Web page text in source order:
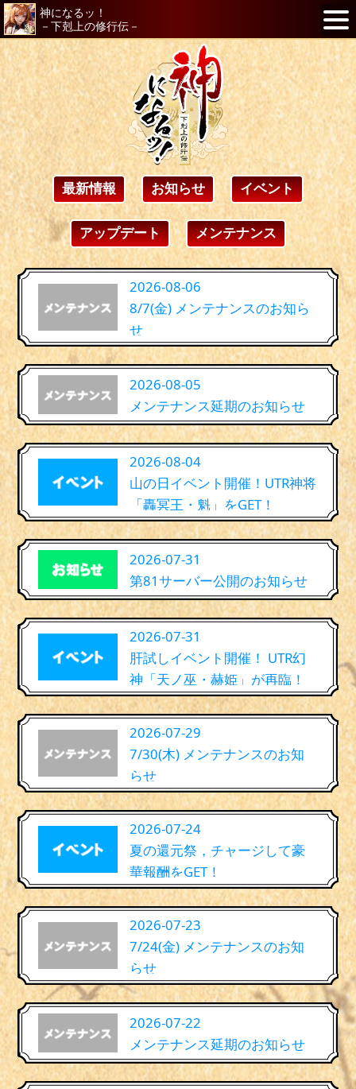
神になるッ！
－下剋上の修行伝－
最新情報 お知らせ イベント
アップデート メンテナンス
2026-08-06
8/7(金) メンテナンスのお知ら
せ
2026-08-05
メンテナンス延期のお知らせ
2026-08-04
山の日イベント開催！UTR神将
「轟冥王・魁」をGET！
2026-07-31
第81サーバー公開のお知らせ
2026-07-31
肝試しイベント開催！ UTR幻
神「天ノ巫・赫姫」が再臨！
2026-07-29
7/30(木) メンテナンスのお知
らせ
2026-07-24
夏の還元祭，チャージして豪
華報酬をGET！
2026-07-23
7/24(金) メンテナンスのお知
らせ
2026-07-22
メンテナンス延期のお知らせ